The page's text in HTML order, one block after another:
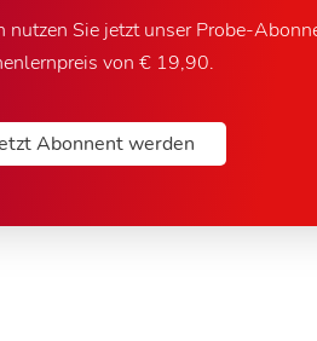
nutzen Sie jetzt unser Probe-
von € 19,90.
Abonnent werden